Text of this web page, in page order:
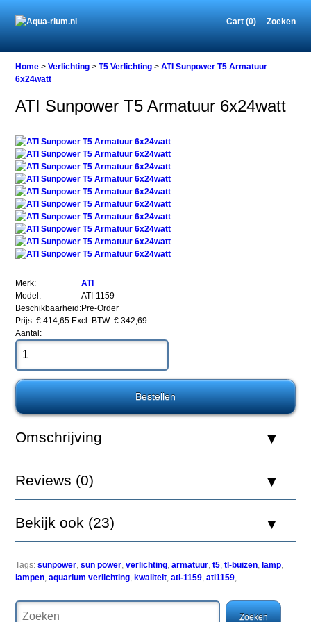
Cart (0) Zoeken
Home
Verlichting
Verlichting
ATI
Sunpower
T5
Armatuur
6x24watt
Sunpower
T5
Armatuur
6x24watt
Een
favoriet
hobbyisten
of-
line
tegen
willen.
Net
de
ATI
Home >Verlichting >T5 Verlichting >ATI Sunpower T5 Armatuur
6x24watt
ATI Sunpower T5 Armatuur 6x24watt
Merk:
ATI
Model:
ATI-1159
Beschikbaarheid:Pre-Order
Prijs: € 414,65 Excl. BTW: € 342,69
Aantal:
Omschrijving
Reviews (0)
Bekijk ook (23)
Tags: sunpower,sun power,verlichting,armatuur,t5,tl-buizen, lamp,
lampen,aquarium verlichting, kwaliteit,ati-1159,ati1159,